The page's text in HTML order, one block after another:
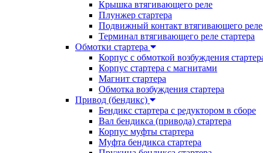
Крышка втягивающего реле
Плунжер стартера
Подвижный контакт втягивающего реле
Терминал втягивающего реле стартера
Обмотки стартера
Корпус с обмоткой возбуждения
Корпус стартера с магнитами
Магнит стартера
Обмотка возбуждения стартера
Привод (бендикс)
Бендикс стартера с редуктором в сборе
Вал бендикса (привода) стартера
Корпус муфты стартера
Муфта бендикса стартера